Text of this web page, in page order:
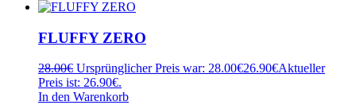
FLUFFY ZERO
28.00€ Ursprünglicher Preis war: 28.00€26.90€Aktueller
Preis ist: 26.90€.
In den Warenkorb